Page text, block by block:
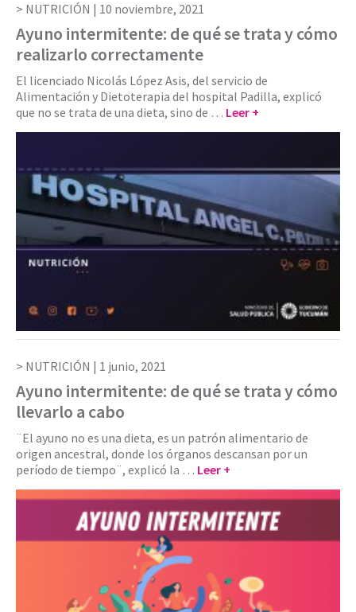
NUTRICIÓN | 10 noviembre, 2021
Ayuno intermitente: de qué se trata y cómo
realizarlo correctamente
El licenciado Nicolás López Asis, del servicio de
Alimentación y Dietoterapia del hospital Padilla, explicó
que no se trata de una dieta, sino de … Leer +
NUTRICIÓN | 1 junio, 2021
Ayuno intermitente: de qué se trata y cómo
llevarlo a cabo
¨El ayuno no es una dieta, es un patrón alimentario de
origen ancestral, donde los órganos descansan por un
período de tiempo¨, explicó la … Leer +